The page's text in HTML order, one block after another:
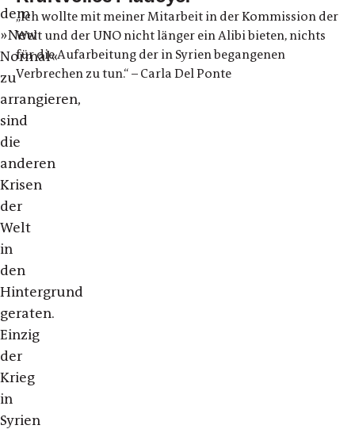
dem
»New
Normal«
zu
arrangieren,
sind
die
anderen
Krisen
der
Welt
in
den
Hintergrund
geraten.
Einzig
der
Krieg
in
Syrien
„Ich wollte mit meiner Mitarbeit in der Kommission der
Welt und der UNO nicht länger ein Alibi bieten, nichts
für die Aufarbeitung der in Syrien begangenen
Verbrechen zu tun.“ – Carla Del Ponte